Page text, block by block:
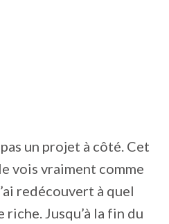
un projet à côté. Cet
vois vraiment comme
redécouvert à quel
riche. Jusqu’à la fin du